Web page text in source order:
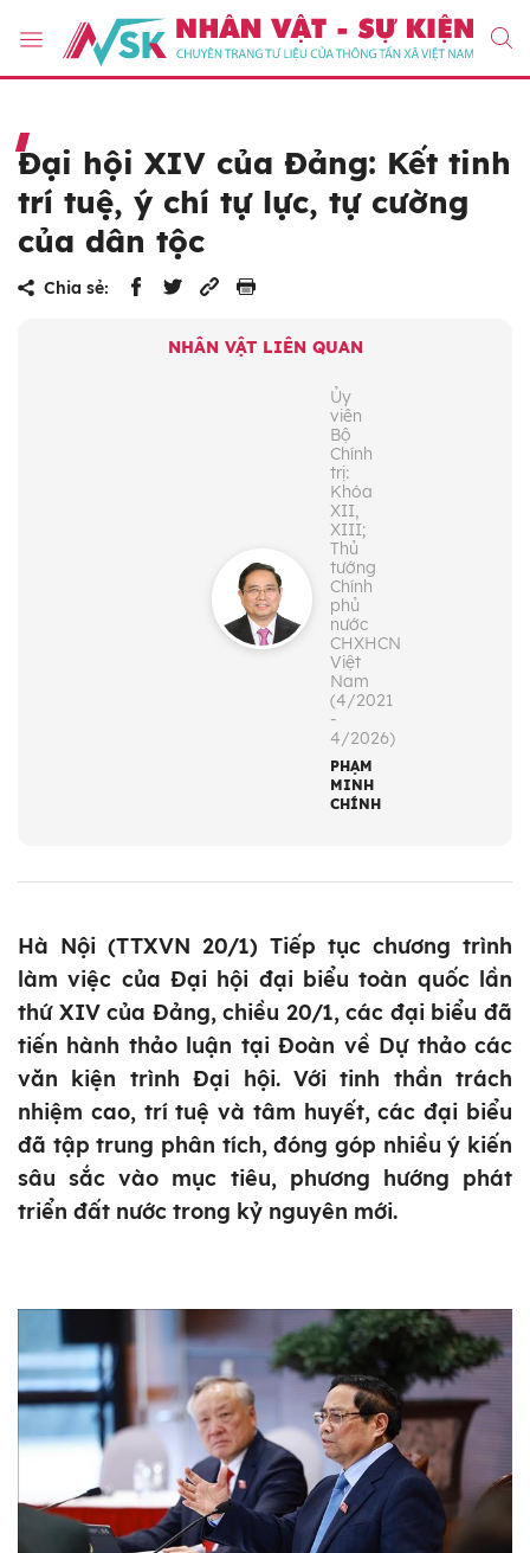
Đại hội XIV của Đảng: Kết tinh
trí tuệ, ý chí tự lực, tự cường
của dân tộc
Chia sẻ:
NHÂN VẬT LIÊN QUAN
Ủy
viên
Bộ
Chính
trị:
Khóa
XII,
XIII;
Thủ
tướng
Chính
phủ
nước
CHXHCN
Việt
Nam
(4/2021
-
4/2026)
PHẠM
MINH
CHÍNH
Hà Nội (TTXVN 20/1) Tiếp tục chương trình
làm việc của Đại hội đại biểu toàn quốc lần
thứ XIV của Đảng, chiều 20/1, các đại biểu đã
tiến hành thảo luận tại Đoàn về Dự thảo các
văn kiện trình Đại hội. Với tinh thần trách
nhiệm cao, trí tuệ và tâm huyết, các đại biểu
đã tập trung phân tích, đóng góp nhiều ý kiến
sâu sắc vào mục tiêu, phương hướng phát
triển đất nước trong kỷ nguyên mới.